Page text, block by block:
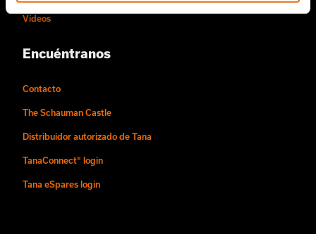
Vídeos
Encuéntranos
Contacto
The Schauman Castle
Distribuidor autorizado de Tana
TanaConnect® login
Tana eSpares login